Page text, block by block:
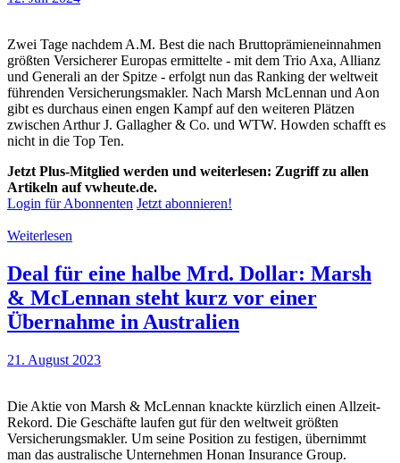
Zwei Tage nachdem A.M. Best die nach Bruttoprämieneinnahmen
größten Versicherer Europas ermittelte - mit dem Trio Axa, Allianz
und Generali an der Spitze - erfolgt nun das Ranking der weltweit
führenden Versicherungsmakler. Nach Marsh McLennan und Aon
gibt es durchaus einen engen Kampf auf den weiteren Plätzen
zwischen Arthur J. Gallagher & Co. und WTW. Howden schafft es
nicht in die Top Ten.
Jetzt Plus-Mitglied werden und weiterlesen: Zugriff zu allen
Artikeln auf vwheute.de.
Login für Abonnenten Jetzt abonnieren!
Weiterlesen
Deal für eine halbe Mrd. Dollar: Marsh
& McLennan steht kurz vor einer
Übernahme in Australien
21. August 2023
Die Aktie von Marsh & McLennan knackte kürzlich einen Allzeit-
Rekord. Die Geschäfte laufen gut für den weltweit größten
Versicherungsmakler. Um seine Position zu festigen, übernimmt
man das australische Unternehmen Honan Insurance Group.